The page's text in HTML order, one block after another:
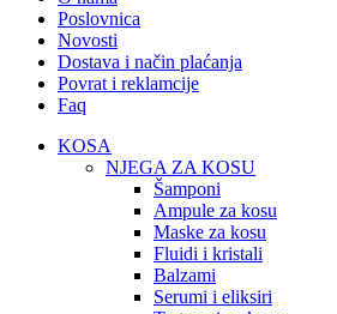
Poslovnica
Novosti
Dostava i način plaćanja
Povrat i reklamcije
Faq
KOSA
NJEGA ZA KOSU
Šamponi
Ampule za kosu
Maske za kosu
Fluidi i kristali
Balzami
Serumi i eliksiri